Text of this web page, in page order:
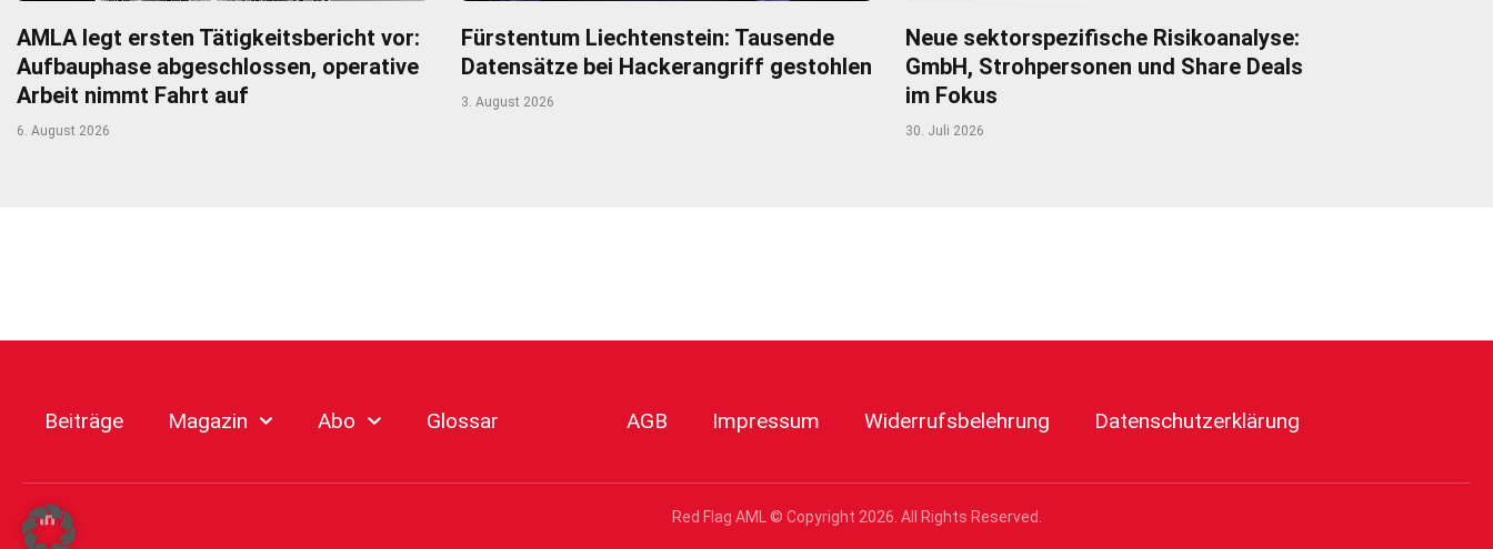
AMLA legt ersten Tätigkeitsbericht vor:
Aufbauphase abgeschlossen, operative
Arbeit nimmt Fahrt auf
6. August 2026
Fürstentum Liechtenstein: Tausende
Datensätze bei Hackerangriff gestohlen
3. August 2026
Neue sektorspezifische Risikoanalyse:
GmbH, Strohpersonen und Share Deals
im Fokus
30. Juli 2026
Beiträge Magazin Abo Glossar AGB Impressum Widerrufsbelehrung Datenschutzerklärung
Red Flag AML © Copyright 2026 . All Rights Reserved.